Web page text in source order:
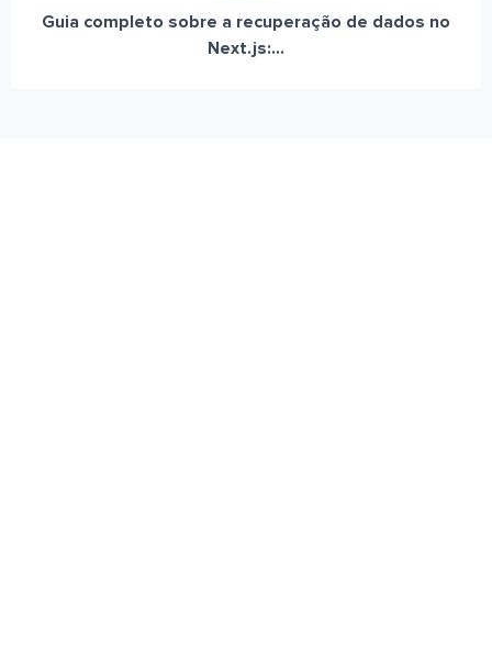
Guia completo sobre a recuperação de dados no
Next.js:...